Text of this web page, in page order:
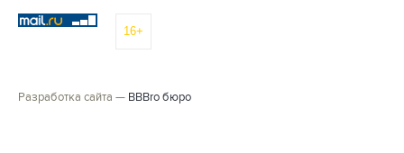
16+
Разработка сайта — BBBro бюро